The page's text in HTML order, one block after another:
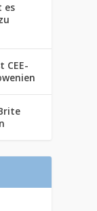
es
CEE-